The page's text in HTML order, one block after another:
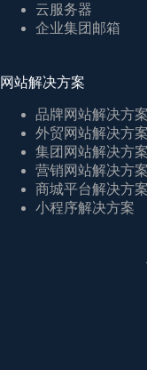
云服务器
企业集团邮箱
网站解决方案
品牌网站解决方案
外贸网站解决方案
集团网站解决方案
营销网站解决方案
商城平台解决方案
小程序解决方案